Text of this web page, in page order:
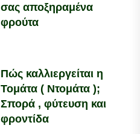
σας αποξηραμένα
φρούτα
Πώς καλλιεργείται η
Τομάτα ( Ντομάτα );
Σπορά , φύτευση και
φροντίδα